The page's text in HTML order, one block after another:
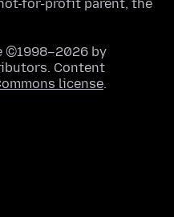
for-profit parent, the
©1998–2026 by
Content
license.